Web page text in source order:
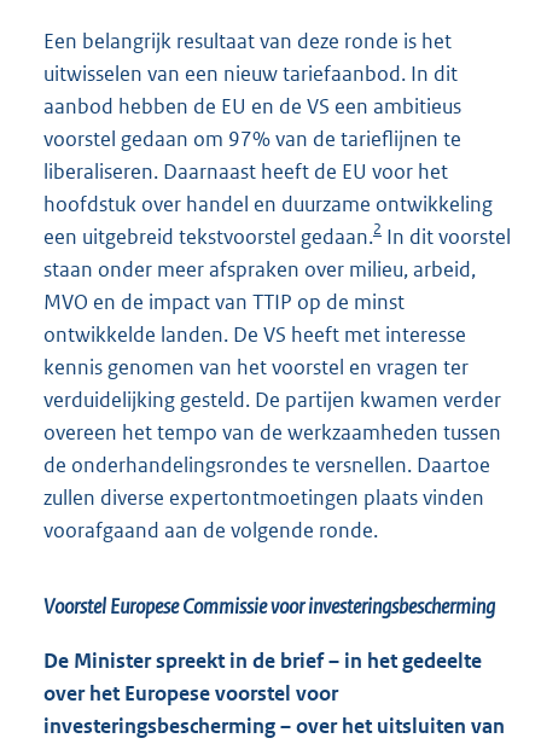
Een belangrijk resultaat van deze ronde is het
uitwisselen van een nieuw tariefaanbod. In dit
aanbod hebben de EU en de VS een ambitieus
voorstel gedaan om 97% van de tarieflijnen te
liberaliseren. Daarnaast heeft de EU voor het
hoofdstuk over handel en duurzame ontwikkeling
een uitgebreid tekstvoorstel gedaan.2 In dit voorstel
staan onder meer afspraken over milieu, arbeid,
MVO en de impact van TTIP op de minst
ontwikkelde landen. De VS heeft met interesse
kennis genomen van het voorstel en vragen ter
verduidelijking gesteld. De partijen kwamen verder
overeen het tempo van de werkzaamheden tussen
de onderhandelingsrondes te versnellen. Daartoe
zullen diverse expertontmoetingen plaats vinden
voorafgaand aan de volgende ronde.
Voorstel Europese Commissie voor investeringsbescherming
De Minister spreekt in de brief – in het gedeelte
over het Europese voorstel voor
investeringsbescherming – over het uitsluiten van